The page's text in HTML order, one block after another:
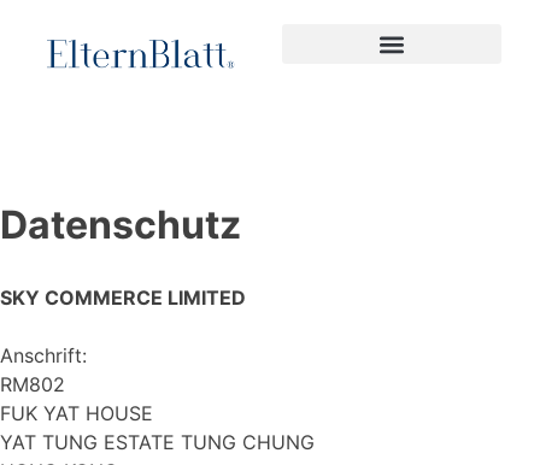
Datenschutz
SKY COMMERCE LIMITED
Anschrift:
RM802
FUK YAT HOUSE
YAT TUNG ESTATE TUNG CHUNG